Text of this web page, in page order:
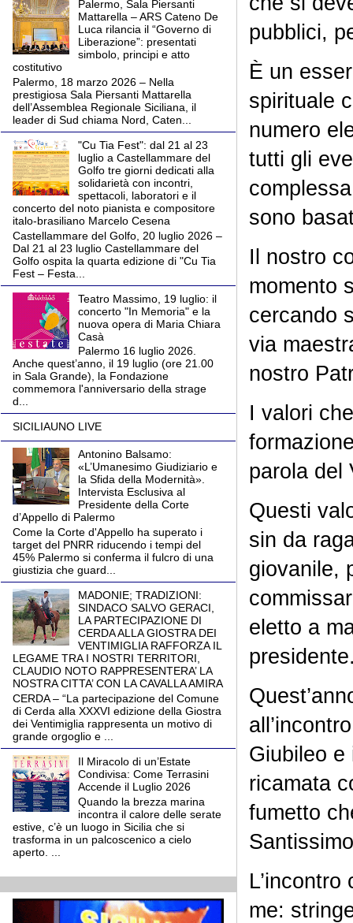
pubblici,
È un
spirituale
numero
tutti gli
sono
Il nostro
momento
cercando
via
nostro
I valori
parola
Questi
sin da
giovanile,
eletto a
Giubileo e
ricamata
fumetto
me:
Palermo, Sala Piersanti
Mattarella – ARS Cateno De
Luca rilancia il “Governo di
Liberazione”: presentati
simbolo, principi e atto
costitutivo
Palermo, 18 marzo 2026 – Nella
prestigiosa Sala Piersanti Mattarella
dell’Assemblea Regionale Siciliana, il
leader di Sud chiama Nord, Caten...
"Cu Tia Fest": dal 21 al 23
luglio a Castellammare del
Golfo tre giorni dedicati alla
solidarietà con incontri,
spettacoli, laboratori e il
concerto del noto pianista e compositore
italo-brasiliano Marcelo Cesena
Castellammare del Golfo, 20 luglio 2026 –
Dal 21 al 23 luglio Castellammare del
Golfo ospita la quarta edizione di "Cu Tia
Fest – Festa...
Teatro Massimo, 19 luglio: il
concerto "In Memoria" e la
nuova opera di Maria Chiara
Casà
Palermo 16 luglio 2026.
Anche quest’anno, il 19 luglio (ore 21.00
in Sala Grande), la Fondazione
commemora l'anniversario della strage
d...
SICILIAUNO LIVE
Antonino Balsamo:
«L’Umanesimo Giudiziario e
la Sfida della Modernità».
Intervista Esclusiva al
Presidente della Corte
d’Appello di Palermo
Come la Corte d'Appello ha superato i
target del PNRR riducendo i tempi del
45% Palermo si conferma il fulcro di una
giustizia che guard...
MADONIE; TRADIZIONI:
SINDACO SALVO GERACI,
LA PARTECIPAZIONE DI
CERDA ALLA GIOSTRA DEI
VENTIMIGLIA RAFFORZA IL
LEGAME TRA I NOSTRI TERRITORI,
CLAUDIO NOTO RAPPRESENTERA’ LA
NOSTRA CITTA’ CON LA CAVALLA AMIRA
CERDA – “La partecipazione del Comune
di Cerda alla XXXVI edizione della Giostra
dei Ventimiglia rappresenta un motivo di
grande orgoglio e ...
Il Miracolo di un’Estate
Condivisa: Come Terrasini
Accende il Luglio 2026
Quando la brezza marina
incontra il calore delle serate
estive, c’è un luogo in Sicilia che si
trasforma in un palcoscenico a cielo
aperto. ...